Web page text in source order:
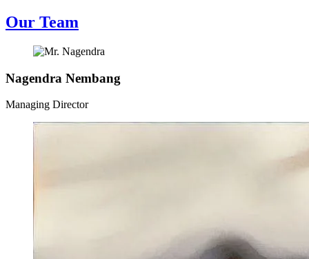
Our Team
Nagendra Nembang
Managing Director